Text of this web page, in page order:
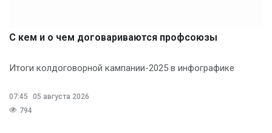
С кем и о чем договариваются профсоюзы
Итоги колдоговорной кампании-2025 в инфографике
07:45
05 августа 2026
794